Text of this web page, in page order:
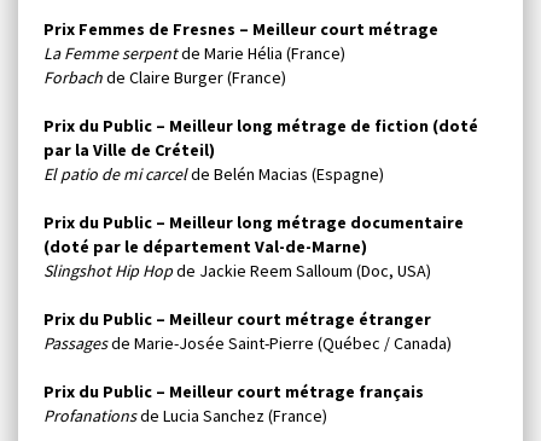
Prix Femmes de Fresnes – Meilleur court métrage
La Femme serpentde Marie Hélia (France)
Forbachde Claire Burger (France)
Prix du Public – Meilleur long métrage de fiction (doté
par la Ville de Créteil)
El patio de mi carcelde Belén Macias (Espagne)
Prix du Public – Meilleur long métrage documentaire
(doté par le département Val-de-Marne)
Slingshot Hip Hopde Jackie Reem Salloum (Doc, USA)
Prix du Public – Meilleur court métrage étranger
Passagesde Marie-Josée Saint-Pierre (Québec / Canada)
Prix du Public – Meilleur court métrage français
Profanationsde Lucia Sanchez (France)